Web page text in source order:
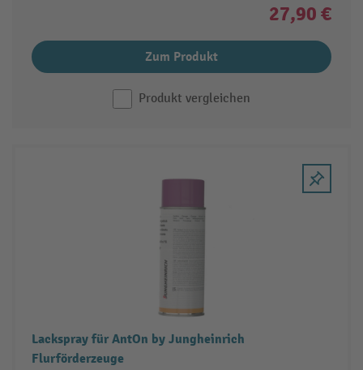
27,90 €
Zum Produkt
Produkt vergleichen
Lackspray für AntOn by Jungheinrich
Flurförderzeuge